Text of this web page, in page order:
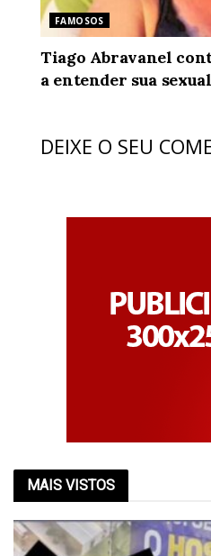
FAMOSOS
Tiago Abravanel
a entender sua
DEIXE O SEU
MAIS VISTOS